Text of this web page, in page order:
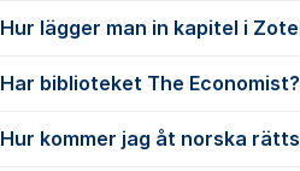
Hur lägger man in kapitel i
Har biblioteket The Economist?
Hur kommer jag åt norska